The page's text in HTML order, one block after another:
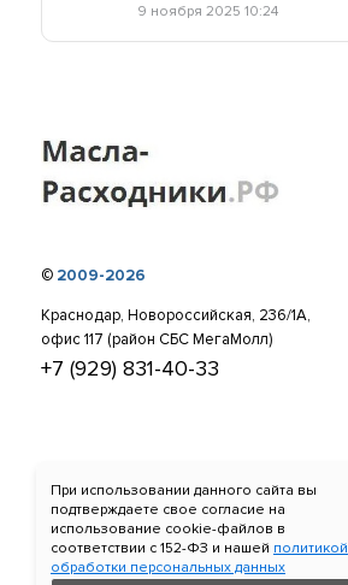
При использовании данного сайта вы
подтверждаете свое согласие на
использование cookie-файлов в
соответствии c 152-ФЗ и нашей политикой
обработки персональных данных
9 ноября 2025 10:24
© 2009-2026
Краснодар, Новороссийская, 236/1А,
офис 117 (район СБС МегаМолл)
+7 (929) 831-40-33